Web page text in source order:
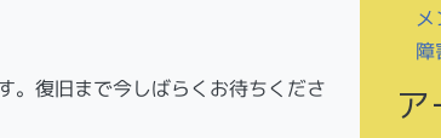
。復旧まで今しばらくお待ちくださ
メ
障